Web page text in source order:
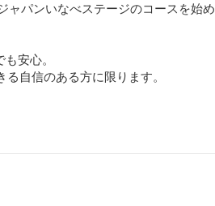
ャパンいなべステージのコースを始め
安心。
自信のある方に限ります。